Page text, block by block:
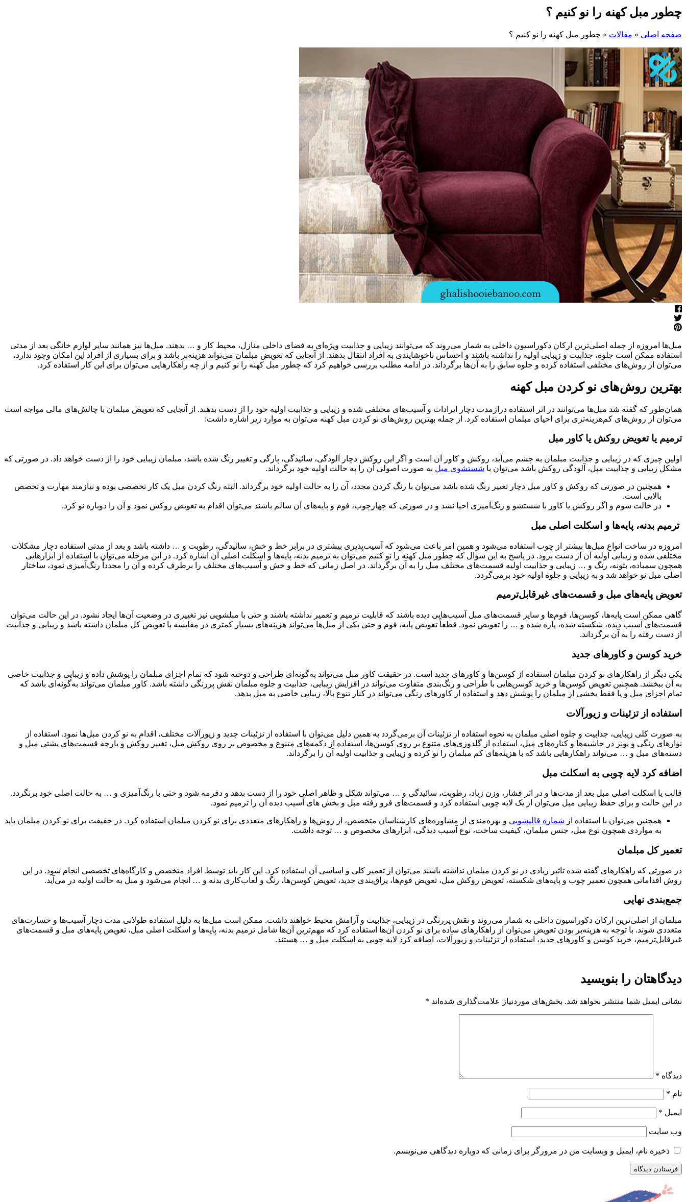
چطور مبل کهنه را نو کنیم ؟
صفحه اصلی » مقالات » چطور مبل کهنه را نو کنیم ؟
مبل‌ها امروزه از جمله اصلی‌ترین ارکان دکوراسیون داخلی به شمار می‌روند که می‌توانند زیبایی و جذابیت ویژه‌ای به فضای داخلی منازل، محیط کار و … بدهند. مبل‌ها نیز همانند سایر لوازم خانگی بعد از مدتی
استفاده ممکن است جلوه، جذابیت و زیبایی اولیه را نداشته باشند و احساس ناخوشایندی به افراد انتقال بدهند. از آنجایی که تعویض مبلمان می‌تواند هزینه‌بر باشد و برای بسیاری از افراد این امکان وجود ندارد،
می‌توان از روش‌های مختلفی استفاده کرده و جلوه سابق را به آن‌ها برگرداند. در ادامه مطلب بررسی خواهیم کرد که چطور مبل کهنه را نو کنیم و از چه راهکارهایی می‌توان برای این کار استفاده کرد.
بهترین روش‌های نو کردن مبل کهنه
همان‌طور که گفته شد مبل‌ها می‌توانند در اثر استفاده درازمدت دچار ایرادات و آسیب‌های مختلفی شده و زیبایی و جذابیت اولیه خود را از دست بدهند. از آنجایی که تعویض مبلمان با چالش‌های مالی مواجه است
می‌توان از روش‌های کم‌هزینه‌تری برای احیای مبلمان استفاده کرد. از جمله بهترین روش‌های نو کردن مبل کهنه می‌توان به موارد زیر اشاره داشت:
ترمیم یا تعویض روکش یا کاور مبل
اولین چیزی که در زیبایی و جذابیت مبلمان به چشم می‌آید، روکش و کاور آن است و اگر این روکش دچار آلودگی، سائیدگی، پارگی و تغییر رنگ شده باشد، مبلمان زیبایی خود را از دست خواهد داد. در صورتی که
مشکل زیبایی و جذابیت مبل، آلودگی روکش باشد می‌توان با شستشوی مبل به صورت اصولی آن را به حالت اولیه خود برگرداند.
همچنین در صورتی که روکش و کاور مبل دچار تغییر رنگ شده باشد می‌توان با رنگ کردن مجدد، آن را به حالت اولیه خود برگرداند. البته رنگ کردن مبل یک کار تخصصی بوده و نیازمند مهارت و تخصص
بالایی است.
در حالت سوم و اگر روکش یا کاور با شستشو و رنگ‌آمیزی احیا نشد و در صورتی که چهارچوب، فوم و پایه‌های آن سالم باشند می‌توان اقدام به تعویض روکش نمود و آن را دوباره نو کرد.
ترمیم بدنه، پایه‌ها و اسکلت اصلی مبل
امروزه در ساخت انواع مبل‌ها بیشتر از چوب استفاده می‌شود و همین امر باعث می‌شود که آسیب‌پذیری بیشتری در برابر خط و خش، سائیدگی، رطوبت و … داشته باشد و بعد از مدتی استفاده دچار مشکلات
مختلفی شده و زیبایی اولیه آن از دست برود. در پاسخ به این سؤال که چطور مبل کهنه را نو کنیم می‌توان به ترمیم بدنه، پایه‌ها و اسکلت اصلی آن اشاره کرد. در این مرحله می‌توان با استفاده از ابزارهایی
همچون سمباده، بتونه، رنگ و … زیبایی و جذابیت اولیه قسمت‌های مختلف مبل را به آن برگرداند. در اصل زمانی که خط و خش و آسیب‌های مختلف را برطرف کرده و آن را مجدداً رنگ‌آمیزی نمود، ساختار
اصلی مبل نو خواهد شد و به زیبایی و جلوه اولیه خود برمی‌گردد.
تعویض پایه‌های مبل و قسمت‌های غیرقابل‌ترمیم
گاهی ممکن است پایه‌ها، کوسن‌ها، فوم‌ها و سایر قسمت‌های مبل آسیب‌هایی دیده باشند که قابلیت ترمیم و تعمیر نداشته باشند و حتی با مبلشویی نیز تغییری در وضعیت آن‌ها ایجاد نشود. در این حالت می‌توان
قسمت‌های آسیب دیده، شکسته شده، پاره شده و … را تعویض نمود. قطعاً تعویض پایه، فوم و حتی یکی از مبل‌ها می‌تواند هزینه‌های بسیار کمتری در مقایسه با تعویض کل مبلمان داشته باشد و زیبایی و جذابیت
از دست رفته را به آن برگرداند.
خرید کوسن و کاورهای جدید
یکی دیگر از راهکارهای نو کردن مبلمان استفاده از کوسن‌ها و کاورهای جدید است. در حقیقت کاور مبل می‌تواند به‌گونه‌ای طراحی و دوخته شود که تمام اجزای مبلمان را پوشش داده و زیبایی و جذابیت خاصی
به آن ببخشد. همچنین تعویض کوسن‌ها و خرید کوسن‌هایی با طراحی و رنگ‌بندی متفاوت می‌تواند در افزایش زیبایی، جذابیت و جلوه مبلمان نقش پررنگی داشته باشد. کاور مبلمان می‌تواند به‌گونه‌ای باشد که
تمام اجزای مبل و یا فقط بخشی از مبلمان را پوشش دهد و استفاده از کاورهای رنگی می‌تواند در کنار تنوع بالا، زیبایی خاصی به مبل بدهد.
استفاده از تزئینات و زیورآلات
به صورت کلی زیبایی، جذابیت و جلوه اصلی مبلمان به نحوه استفاده از تزئینات آن برمی‌گردد به همین دلیل می‌توان با استفاده از تزئینات جدید و زیورآلات مختلف، اقدام به نو کردن مبل‌ها نمود. استفاده از
نوارهای رنگی و پونز در حاشیه‌ها و کناره‌های مبل، استفاده از گلدوزی‌های متنوع بر روی کوسن‌ها، استفاده از دکمه‌های متنوع و مخصوص بر روی روکش مبل، تغییر روکش و پارچه قسمت‌های پشتی مبل و
دسته‌های مبل و … می‌تواند راهکارهایی باشد که با هزینه‌های کم مبلمان را نو کرده و زیبایی و جذابیت اولیه آن را برگرداند.
اضافه کرد لایه چوبی به اسکلت مبل
قالب یا اسکلت اصلی مبل بعد از مدت‌ها و در اثر فشار، وزن زیاد، رطوبت، سائیدگی و … می‌تواند شکل و ظاهر اصلی خود را از دست بدهد و دفرمه شود و حتی با رنگ‌آمیزی و … به حالت اصلی خود برنگردد.
در این حالت و برای حفظ زیبایی مبل می‌توان از یک لایه چوبی استفاده کرد و قسمت‌های فرو رفته مبل و بخش های آسیب دیده آن را ترمیم نمود.
همچنین می‌توان با استفاده از شماره قالیشویی و بهره‌مندی از مشاوره‌های کارشناسان متخصص، از روش‌ها و راهکارهای متعددی برای نو کردن مبلمان استفاده کرد. در حقیقت برای نو کردن مبلمان باید
به مواردی همچون نوع مبل، جنس مبلمان، کیفیت ساخت، نوع آسیب دیدگی، ابزارهای مخصوص و … توجه داشت.
تعمیر کل مبلمان
در صورتی که راهکارهای گفته شده تاثیر زیادی در نو کردن مبلمان نداشته باشند می‌توان از تعمیر کلی و اساسی آن استفاده کرد. این کار باید توسط افراد متخصص و کارگاه‌های تخصصی انجام شود. در این
روش اقداماتی همچون تعمیر چوب و پایه‌های شکسته، تعویض روکش مبل، تعویض فوم‌ها، یراق‌بندی جدید، تعویض کوسن‌ها، رنگ و لعاب‌کاری بدنه و … انجام می‌شود و مبل به حالت اولیه در می‌آید.
جمع‌بندی نهایی
مبلمان از اصلی‌ترین ارکان دکوراسیون داخلی به شمار می‌روند و نقش پررنگی در زیبایی، جذابیت و آرامش محیط خواهند داشت. ممکن است مبل‌ها به دلیل استفاده طولانی مدت دچار آسیب‌ها و خسارت‌های
متعددی شوند. با توجه به هزینه‌بر بودن تعویض می‌توان از راهکارهای ساده برای نو کردن آن‌ها استفاده کرد که مهم‌ترین آن‌ها شامل ترمیم بدنه، پایه‌ها و اسکلت اصلی مبل، تعویض پایه‌های مبل و قسمت‌های
غیرقابل‌ترمیم، خرید کوسن و کاورهای جدید، استفاده از تزئینات و زیورآلات، اضافه کرد لایه چوبی به اسکلت مبل و … هستند.
دیدگاهتان را بنویسید
نشانی ایمیل شما منتشر نخواهد شد. بخش‌های موردنیاز علامت‌گذاری شده‌اند *
دیدگاه *
نام *
ایمیل *
وب‌ سایت
ذخیره نام، ایمیل و وبسایت من در مرورگر برای زمانی که دوباره دیدگاهی می‌نویسم.